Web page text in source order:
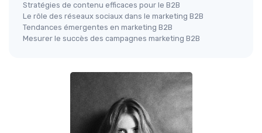
Stratégies de contenu efficaces pour le B2B
Le rôle des réseaux sociaux dans le marketing B2B
Tendances émergentes en marketing B2B
Mesurer le succès des campagnes marketing B2B